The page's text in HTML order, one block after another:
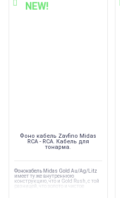
NEW!
Фоно кабель Zavfino Midas
RCA - RCA. Кабель для
тонарма.
Фонокабель Midas Gold Au/Ag/Litz
имеет ту же внутреннюю
конструкцию, что и Gold Rush, с той
разницей, что золото и чистое